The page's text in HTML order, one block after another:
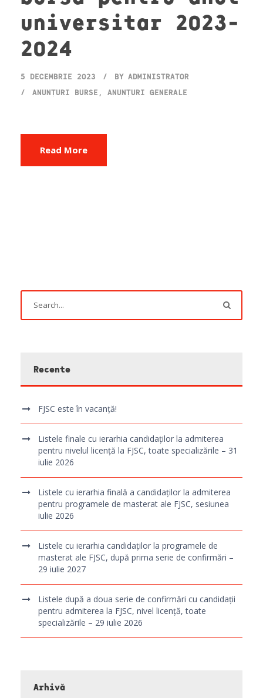
universitar 2023-
2024
5 DECEMBRIE 2023 BY ADMINISTRATOR
ANUNȚURI BURSE , ANUNȚURI GENERALE
Read More
Recente
FJSC este în vacanță!
Listele finale cu ierarhia candidaților la admiterea
pentru nivelul licență la FJSC, toate specializările – 31
iulie 2026
Listele cu ierarhia finală a candidaților la admiterea
pentru programele de masterat ale FJSC, sesiunea
iulie 2026
Listele cu ierarhia candidaților la programele de
masterat ale FJSC, după prima serie de confirmări –
29 iulie 2027
Listele după a doua serie de confirmări cu candidații
pentru admiterea la FJSC, nivel licență, toate
specializările – 29 iulie 2026
Arhivă